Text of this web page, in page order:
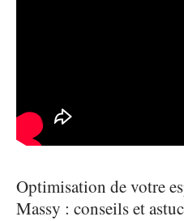
Optimisation de votre
Massy : conseils et